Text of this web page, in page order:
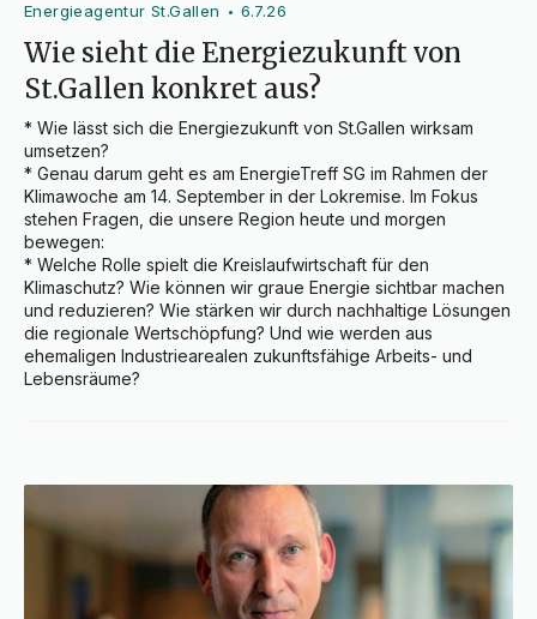
Energieagentur St.Gallen • 6.7.26
Wie sieht die Energiezukunft von
St.Gallen konkret aus?
* Wie lässt sich die Energiezukunft von St.Gallen wirksam
umsetzen?
* Genau darum geht es am EnergieTreff SG im Rahmen der
Klimawoche am 14. September in der Lokremise. Im Fokus
stehen Fragen, die unsere Region heute und morgen
bewegen:
* Welche Rolle spielt die Kreislaufwirtschaft für den
Klimaschutz? Wie können wir graue Energie sichtbar machen
und reduzieren? Wie stärken wir durch nachhaltige Lösungen
die regionale Wertschöpfung? Und wie werden aus
ehemaligen Industriearealen zukunftsfähige Arbeits- und
Lebensräume?